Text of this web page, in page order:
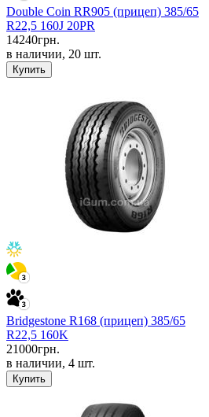
Double Coin RR905 (прицеп) 385/65
R22,5 160J 20PR
14240грн.
в наличии, 20 шт.
Купить
Bridgestone R168 (прицеп) 385/65
R22,5 160K
21000грн.
в наличии, 4 шт.
Купить